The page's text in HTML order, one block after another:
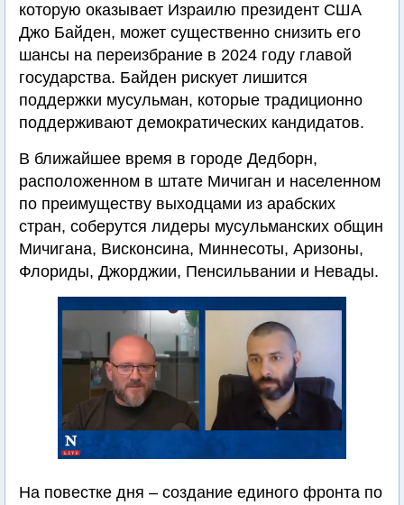
которую оказывает Израилю президент США
Джо Байден, может существенно снизить его
шансы на переизбрание в 2024 году главой
государства. Байден рискует лишится
поддержки мусульман, которые традиционно
поддерживают демократических кандидатов.
В ближайшее время в городе Дедборн,
расположенном в штате Мичиган и населенном
по преимуществу выходцами из арабских
стран, соберутся лидеры мусульманских общин
Мичигана, Висконсина, Миннесоты, Аризоны,
Флориды, Джорджии, Пенсильвании и Невады.
На повестке дня – создание единого фронта по